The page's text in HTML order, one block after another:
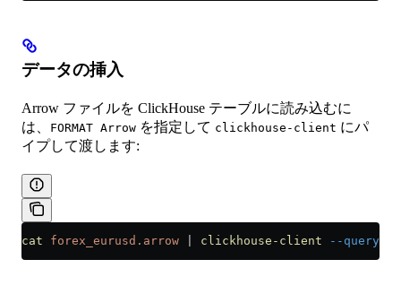
データの挿入
Arrow ファイルを ClickHouse テーブルに読み込むに
は、
FORMAT Arrow を指定して clickhouse-client にパ
イプして渡します:
cat forex_eurusd.arrow clickhouse-client --query=